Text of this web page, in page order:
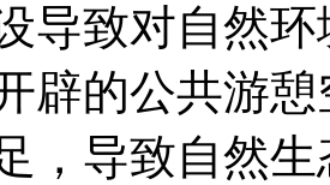
导致对自然
辟的公共游
，导致自然